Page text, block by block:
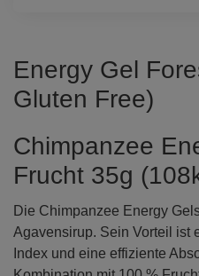
Energy Gel
Gluten Free)
Chimpanzee
Frucht 35g
Die Chimpanzee Energy
Agavensirup. Sein Vorteil ist
Index und eine effiziente